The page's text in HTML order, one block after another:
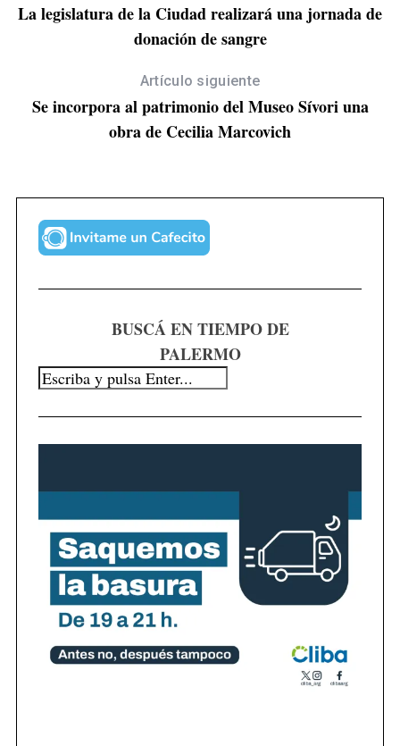
La legislatura de la Ciudad realizará una jornada de
donación de sangre
Artículo siguiente
Se incorpora al patrimonio del Museo Sívori una
obra de Cecilia Marcovich
BUSCÁ EN TIEMPO DE
PALERMO
S
h